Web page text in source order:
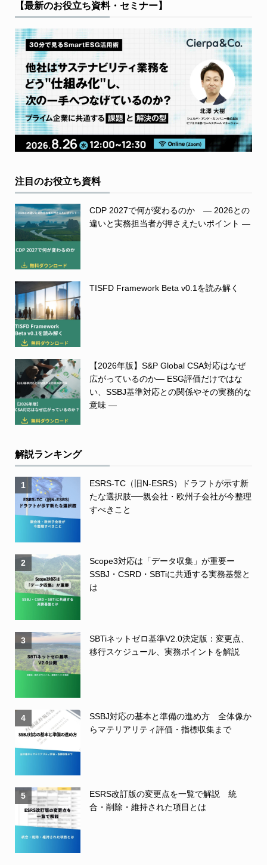
【最新のお役立ち資料・セミナー】
注目のお役立ち資料
CDP 2027で何が変わるのか ― 2026との
違いと実務担当者が押さえたいポイント ―
TISFD Framework Beta v0.1を読み解く
【2026年版】S&P Global CSA対応はなぜ
広がっているのか― ESG評価だけではな
い、SSBJ基準対応との関係やその実務的な
意味 ―
解説ランキング
1
ESRS-TC（旧N-ESRS）ドラフトが示す新
たな選択肢──親会社・欧州子会社が今整理
すべきこと
2
Scope3対応は「データ収集」が重要ー
SSBJ・CSRD・SBTiに共通する実務基盤と
は
3
SBTiネットゼロ基準V2.0決定版：変更点、
移行スケジュール、実務ポイントを解説
4
SSBJ対応の基本と準備の進め方 全体像か
らマテリアリティ評価・指標収集まで
5
ESRS改訂版の変更点を一覧で解説 統
合・削除・維持された項目とは